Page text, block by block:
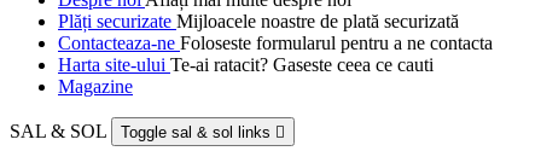
Plăți securizate Mijloacele noastre de plată securizată
Contacteaza-ne Foloseste formularul pentru a ne contacta
Harta site-ului Te-ai ratacit? Gaseste ceea ce cauti
Magazine
SAL & SOL Toggle sal & sol links 